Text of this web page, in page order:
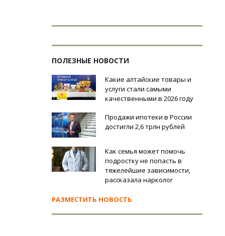
ПОЛЕЗНЫЕ НОВОСТИ
Какие алтайские товары и
услуги стали самыми
качественными в 2026 году
Продажи ипотеки в России
достигли 2,6 трлн рублей
Как семья может помочь
подростку не попасть в
тяжелейшие зависимости,
рассказала нарколог
РАЗМЕСТИТЬ НОВОСТЬ